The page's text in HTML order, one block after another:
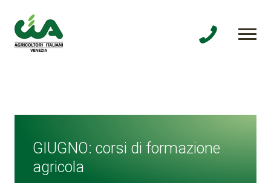
GIUGNO: corsi di formazione
agricola